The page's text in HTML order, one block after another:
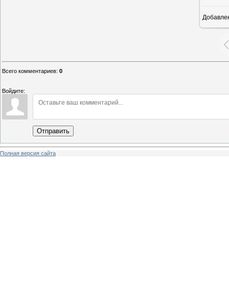
Всего комментариев: 0
Войдите:
Отправить
Полная версия сайта